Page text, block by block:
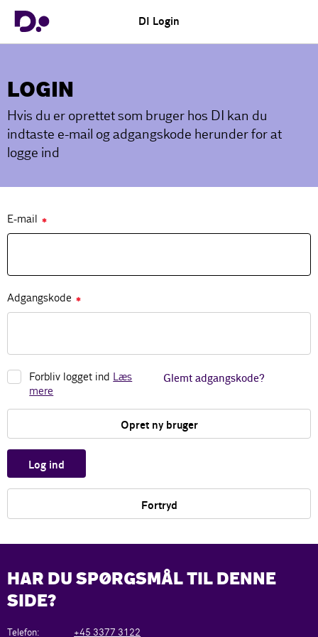
DI Login
LOGIN
Hvis du er oprettet som bruger hos DI kan du
indtaste e-mail og adgangskode herunder for at
logge ind
E-mail ✱
Adgangskode ✱
Forbliv logget ind Læs
mere
Glemt adgangskode?
Opret ny bruger
Log ind
Fortryd
HAR DU SPØRGSMÅL TIL DENNE
SIDE?
Telefon: +45 3377 3122